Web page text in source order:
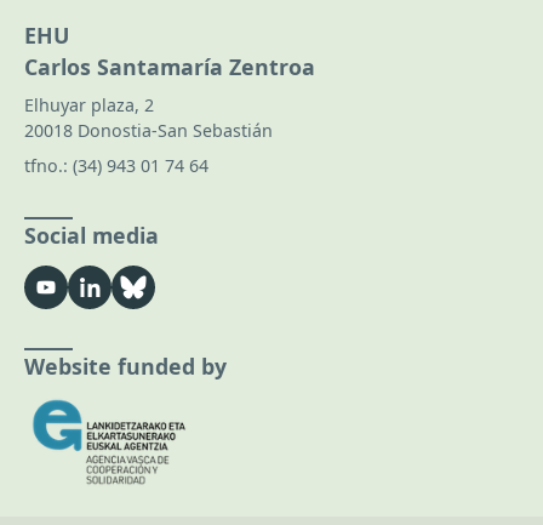
EHU
Carlos Santamaría Zentroa
Elhuyar plaza, 2
20018 Donostia-San Sebastián
tfno.: (34) 943 01 74 64
Social media
Website funded by